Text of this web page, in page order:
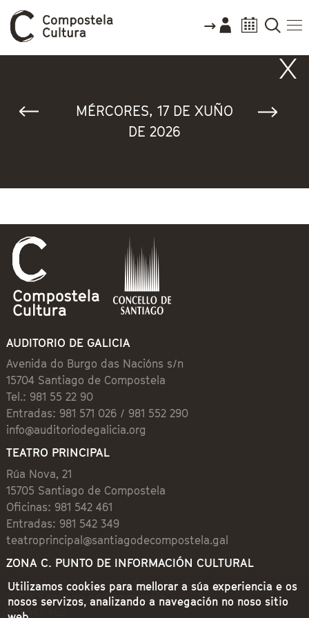
MÉRCORES, 17 DE XUÑO
DE 2026
AUDITORIO DE GALICIA
Avenida do Burgo das Nacións s/n
15704 Santiago de Compostela
Tel.: 981 55 22 90
Entradas: 981 571 026 / 981 552 290
info@auditoriodegalicia.org
TEATRO PRINCIPAL
Rúa Nova, 21
15705 Santiago de Compostela
Oficinas: 981 542 461
Entradas: 981 542 349
teatroprincipal@santiagodecompostela.gal
ZONA C. PUNTO DE INFORMACIÓN CULTURAL
Preguntoiro, 1 (Praza de Cervantes)
15704 Santiago de Compostela
981 542 462
Utilizamos cookies para mellorar a súa experiencia e os
nosos servizos, analizando a navegación no noso sitio